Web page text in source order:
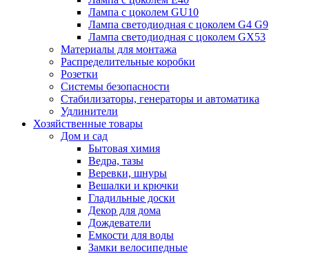
Лампа с цоколем GU10
Лампа светодиодная с цоколем G4 G9
Лампа светодиодная с цоколем GX53
Материалы для монтажа
Распределительные коробки
Розетки
Системы безопасности
Стабилизаторы, генераторы и автоматика
Удлинители
Хозяйственные товары
Дом и сад
Бытовая химия
Ведра, тазы
Веревки, шнуры
Вешалки и крючки
Гладильные доски
Декор для дома
Дождеватели
Емкости для воды
Замки велосипедные